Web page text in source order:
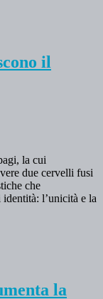
il
la cui
due cervelli fusi
che
l’unicità e la
la